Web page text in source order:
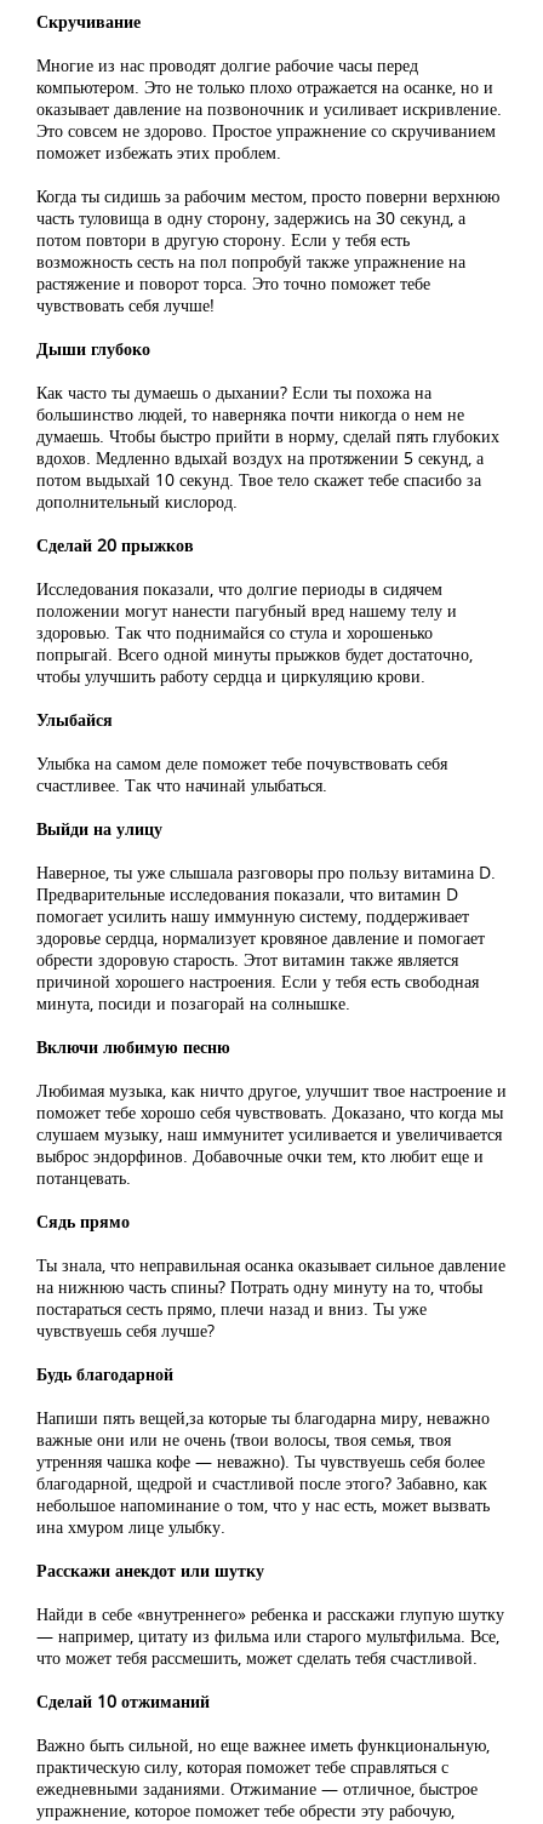
Скручивание
Многие из нас проводят долгие рабочие часы перед
компьютером. Это не только плохо отражается на осанке, но и
оказывает давление на позвоночник и усиливает искривление.
Это совсем не здорово. Простое упражнение со скручиванием
поможет избежать этих проблем.
Когда ты сидишь за рабочим местом, просто поверни верхнюю
часть туловища в одну сторону, задержись на 30 секунд, а
потом повтори в другую сторону. Если у тебя есть
возможность сесть на пол попробуй также упражнение на
растяжение и поворот торса. Это точно поможет тебе
чувствовать себя лучше!
Дыши глубоко
Как часто ты думаешь о дыхании? Если ты похожа на
большинство людей, то наверняка почти никогда о нем не
думаешь. Чтобы быстро прийти в норму, сделай пять глубоких
вдохов. Медленно вдыхай воздух на протяжении 5 секунд, а
потом выдыхай 10 секунд. Твое тело скажет тебе спасибо за
дополнительный кислород.
Сделай 20 прыжков
Исследования показали, что долгие периоды в сидячем
положении могут нанести пагубный вред нашему телу и
здоровью. Так что поднимайся со стула и хорошенько
попрыгай. Всего одной минуты прыжков будет достаточно,
чтобы улучшить работу сердца и циркуляцию крови.
Улыбайся
Улыбка на самом деле поможет тебе почувствовать себя
счастливее. Так что начинай улыбаться.
Выйди на улицу
Наверное, ты уже слышала разговоры про пользу витамина D.
Предварительные исследования показали, что витамин D
помогает усилить нашу иммунную систему, поддерживает
здоровье сердца, нормализует кровяное давление и помогает
обрести здоровую старость. Этот витамин также является
причиной хорошего настроения. Если у тебя есть свободная
минута, посиди и позагорай на солнышке.
Включи любимую песню
Любимая музыка, как ничто другое, улучшит твое настроение и
поможет тебе хорошо себя чувствовать. Доказано, что когда мы
слушаем музыку, наш иммунитет усиливается и увеличивается
выброс эндорфинов. Добавочные очки тем, кто любит еще и
потанцевать.
Сядь прямо
Ты знала, что неправильная осанка оказывает сильное давление
на нижнюю часть спины? Потрать одну минуту на то, чтобы
постараться сесть прямо, плечи назад и вниз. Ты уже
чувствуешь себя лучше?
Будь благодарной
Напиши пять вещей,за которые ты благодарна миру, неважно
важные они или не очень (твои волосы, твоя семья, твоя
утренняя чашка кофе — неважно). Ты чувствуешь себя более
благодарной, щедрой и счастливой после этого? Забавно, как
небольшое напоминание о том, что у нас есть, может вызвать
ина хмуром лице улыбку.
Расскажи анекдот или шутку
Найди в себе «внутреннего» ребенка и расскажи глупую шутку
— например, цитату из фильма или старого мультфильма. Все,
что может тебя рассмешить, может сделать тебя счастливой.
Сделай 10 отжиманий
Важно быть сильной, но еще важнее иметь функциональную,
практическую силу, которая поможет тебе справляться с
ежедневными заданиями. Отжимание — отличное, быстрое
упражнение, которое поможет тебе обрести эту рабочую,